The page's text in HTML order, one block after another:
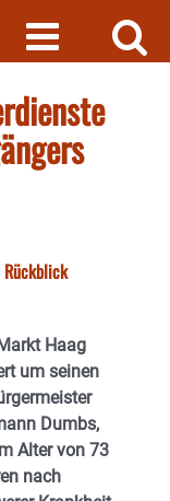
Haag
um seinen
Dumbs,
Alter von 73
nach